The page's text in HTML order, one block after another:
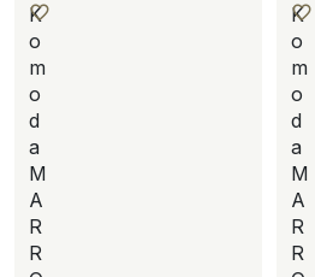
K
o
m
o
d
a
M
A
R
R
K
o
m
o
d
a
M
A
R
R